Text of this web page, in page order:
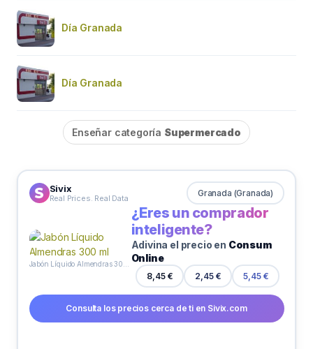
Día Granada
Día Granada
Enseñar categoría Supermercado
Sivix
Real Prices. Real Data Granada (Granada)
¿Eres un comprador
inteligente?
Adivina el precio en Consum
Online
8,45 € 2,45 € 5,45 €
Consulta los precios cerca de ti en Sivix.com